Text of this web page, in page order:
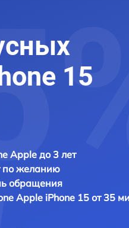
15
Apple до 3 лет
по желанию
обращения
Apple iPhone 15 от 35